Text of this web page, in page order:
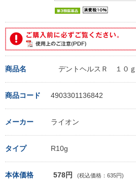
商品名 デントヘルスＲ １０ｇ
商品コード 4903301136842
メーカー ライオン
タイプ R10g
本体価格 578円 (税込価格：635円)